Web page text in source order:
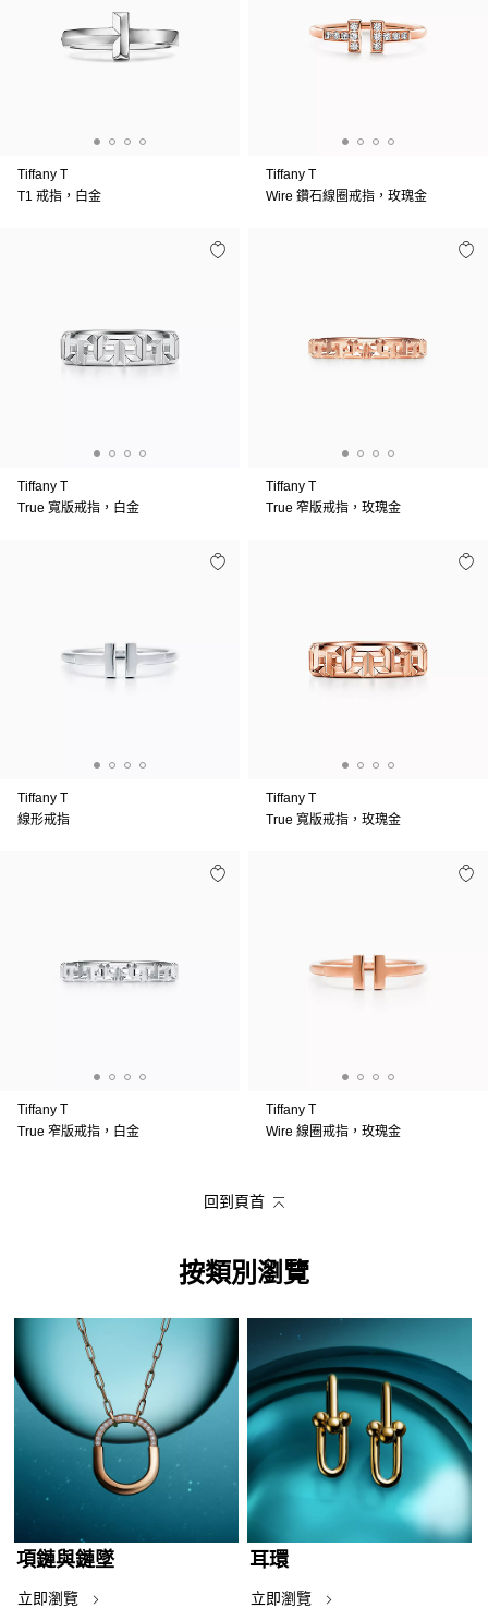
Tiffany T
T1 戒指，白金
Tiffany T
Wire 鑽石線圈戒指，玫瑰金
Tiffany T
True 寬版戒指，白金
Tiffany T
True 窄版戒指，玫瑰金
Tiffany T
線形戒指
Tiffany T
True 寬版戒指，玫瑰金
Tiffany T
True 窄版戒指，白金
Tiffany T
Wire 線圈戒指，玫瑰金
回到頁首
按類別瀏覽
項鏈與鏈墜
立即瀏覽
耳環
立即瀏覽